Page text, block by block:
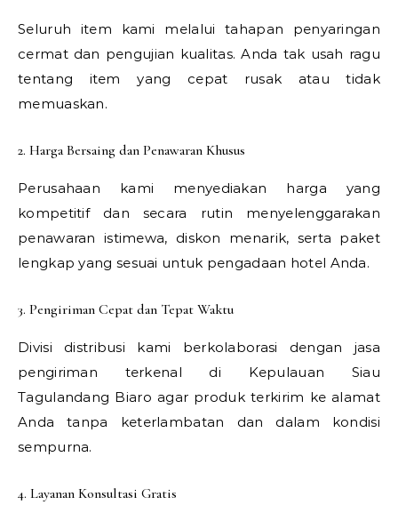
Seluruh item kami melalui tahapan penyaringan
cermat dan pengujian kualitas. Anda tak usah ragu
tentang item yang cepat rusak atau tidak
memuaskan.
2. Harga Bersaing dan Penawaran Khusus
Perusahaan kami menyediakan harga yang
kompetitif dan secara rutin menyelenggarakan
penawaran istimewa, diskon menarik, serta paket
lengkap yang sesuai untuk pengadaan hotel Anda.
3. Pengiriman Cepat dan Tepat Waktu
Divisi distribusi kami berkolaborasi dengan jasa
pengiriman terkenal di Kepulauan Siau
Tagulandang Biaro agar produk terkirim ke alamat
Anda tanpa keterlambatan dan dalam kondisi
sempurna.
4. Layanan Konsultasi Gratis